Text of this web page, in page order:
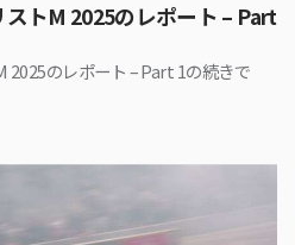
トM 2025のレポート – Part
2025のレポート – Part 1の続きで